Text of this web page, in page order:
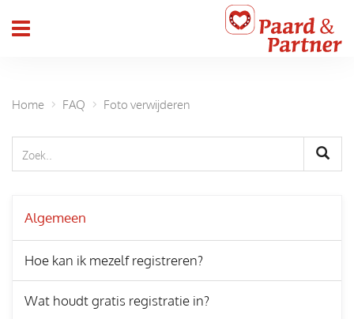
header_toggle_navigation
Home FAQ Foto verwijderen
Algemeen
Hoe kan ik mezelf registreren?
Wat houdt gratis registratie in?